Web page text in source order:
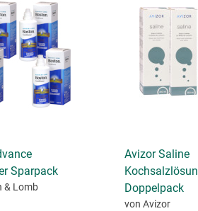
Sparpack
& Lomb
Avizor Saline
Doppelpack
von Avizor